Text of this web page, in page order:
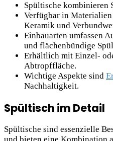
Spültische kombinieren
Verfügbar in
Keramik und
Einbauarten umfassen
und flächenbündige
Erhältlich mit Einzel-
Abtropffläche.
Wichtige Aspekte sind
Nachhaltigkeit.
Spültisch im Detail
Spültische sind essenzielle